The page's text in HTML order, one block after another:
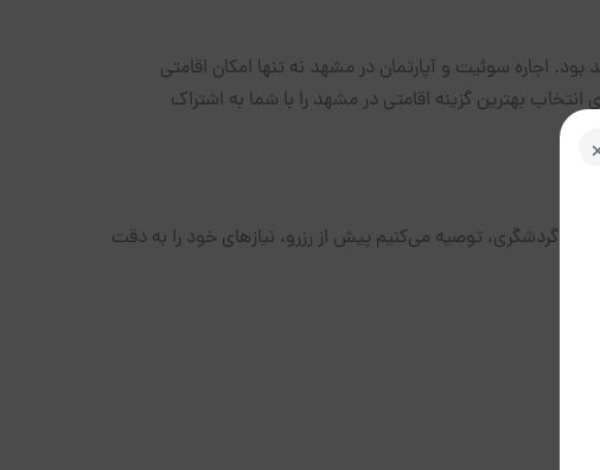
اجاره سوئیت و آپارتمان در مشهد نه تنها امکان اقامتی
بهترین گزینه اقامتی در مشهد را با شما به اشتراک
گردشگری، توصیه می‌کنیم پیش از رزرو، نیازهای خود را به دقت